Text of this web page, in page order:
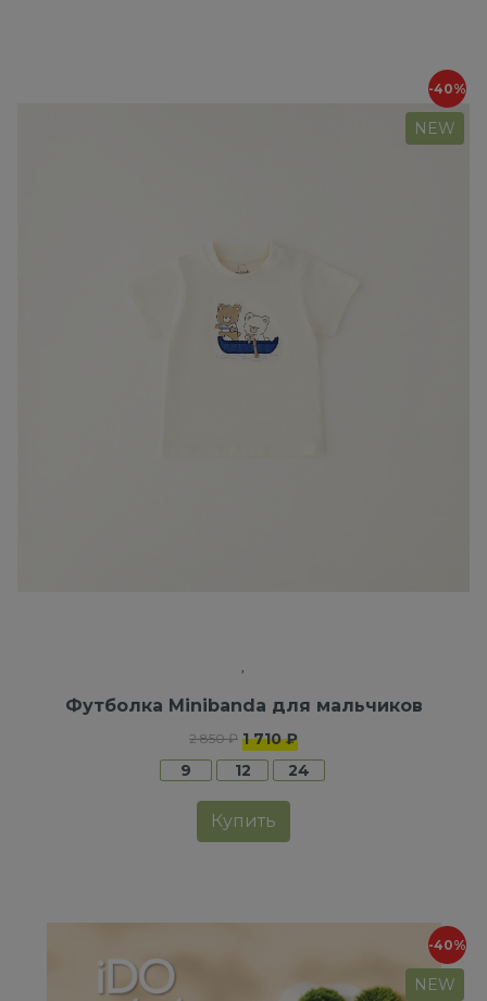
-40%
NEW
Футболка Minibanda для мальчиков
2 850 ₽ 1 710 ₽
9
12 24
Купить
-40%
NEW